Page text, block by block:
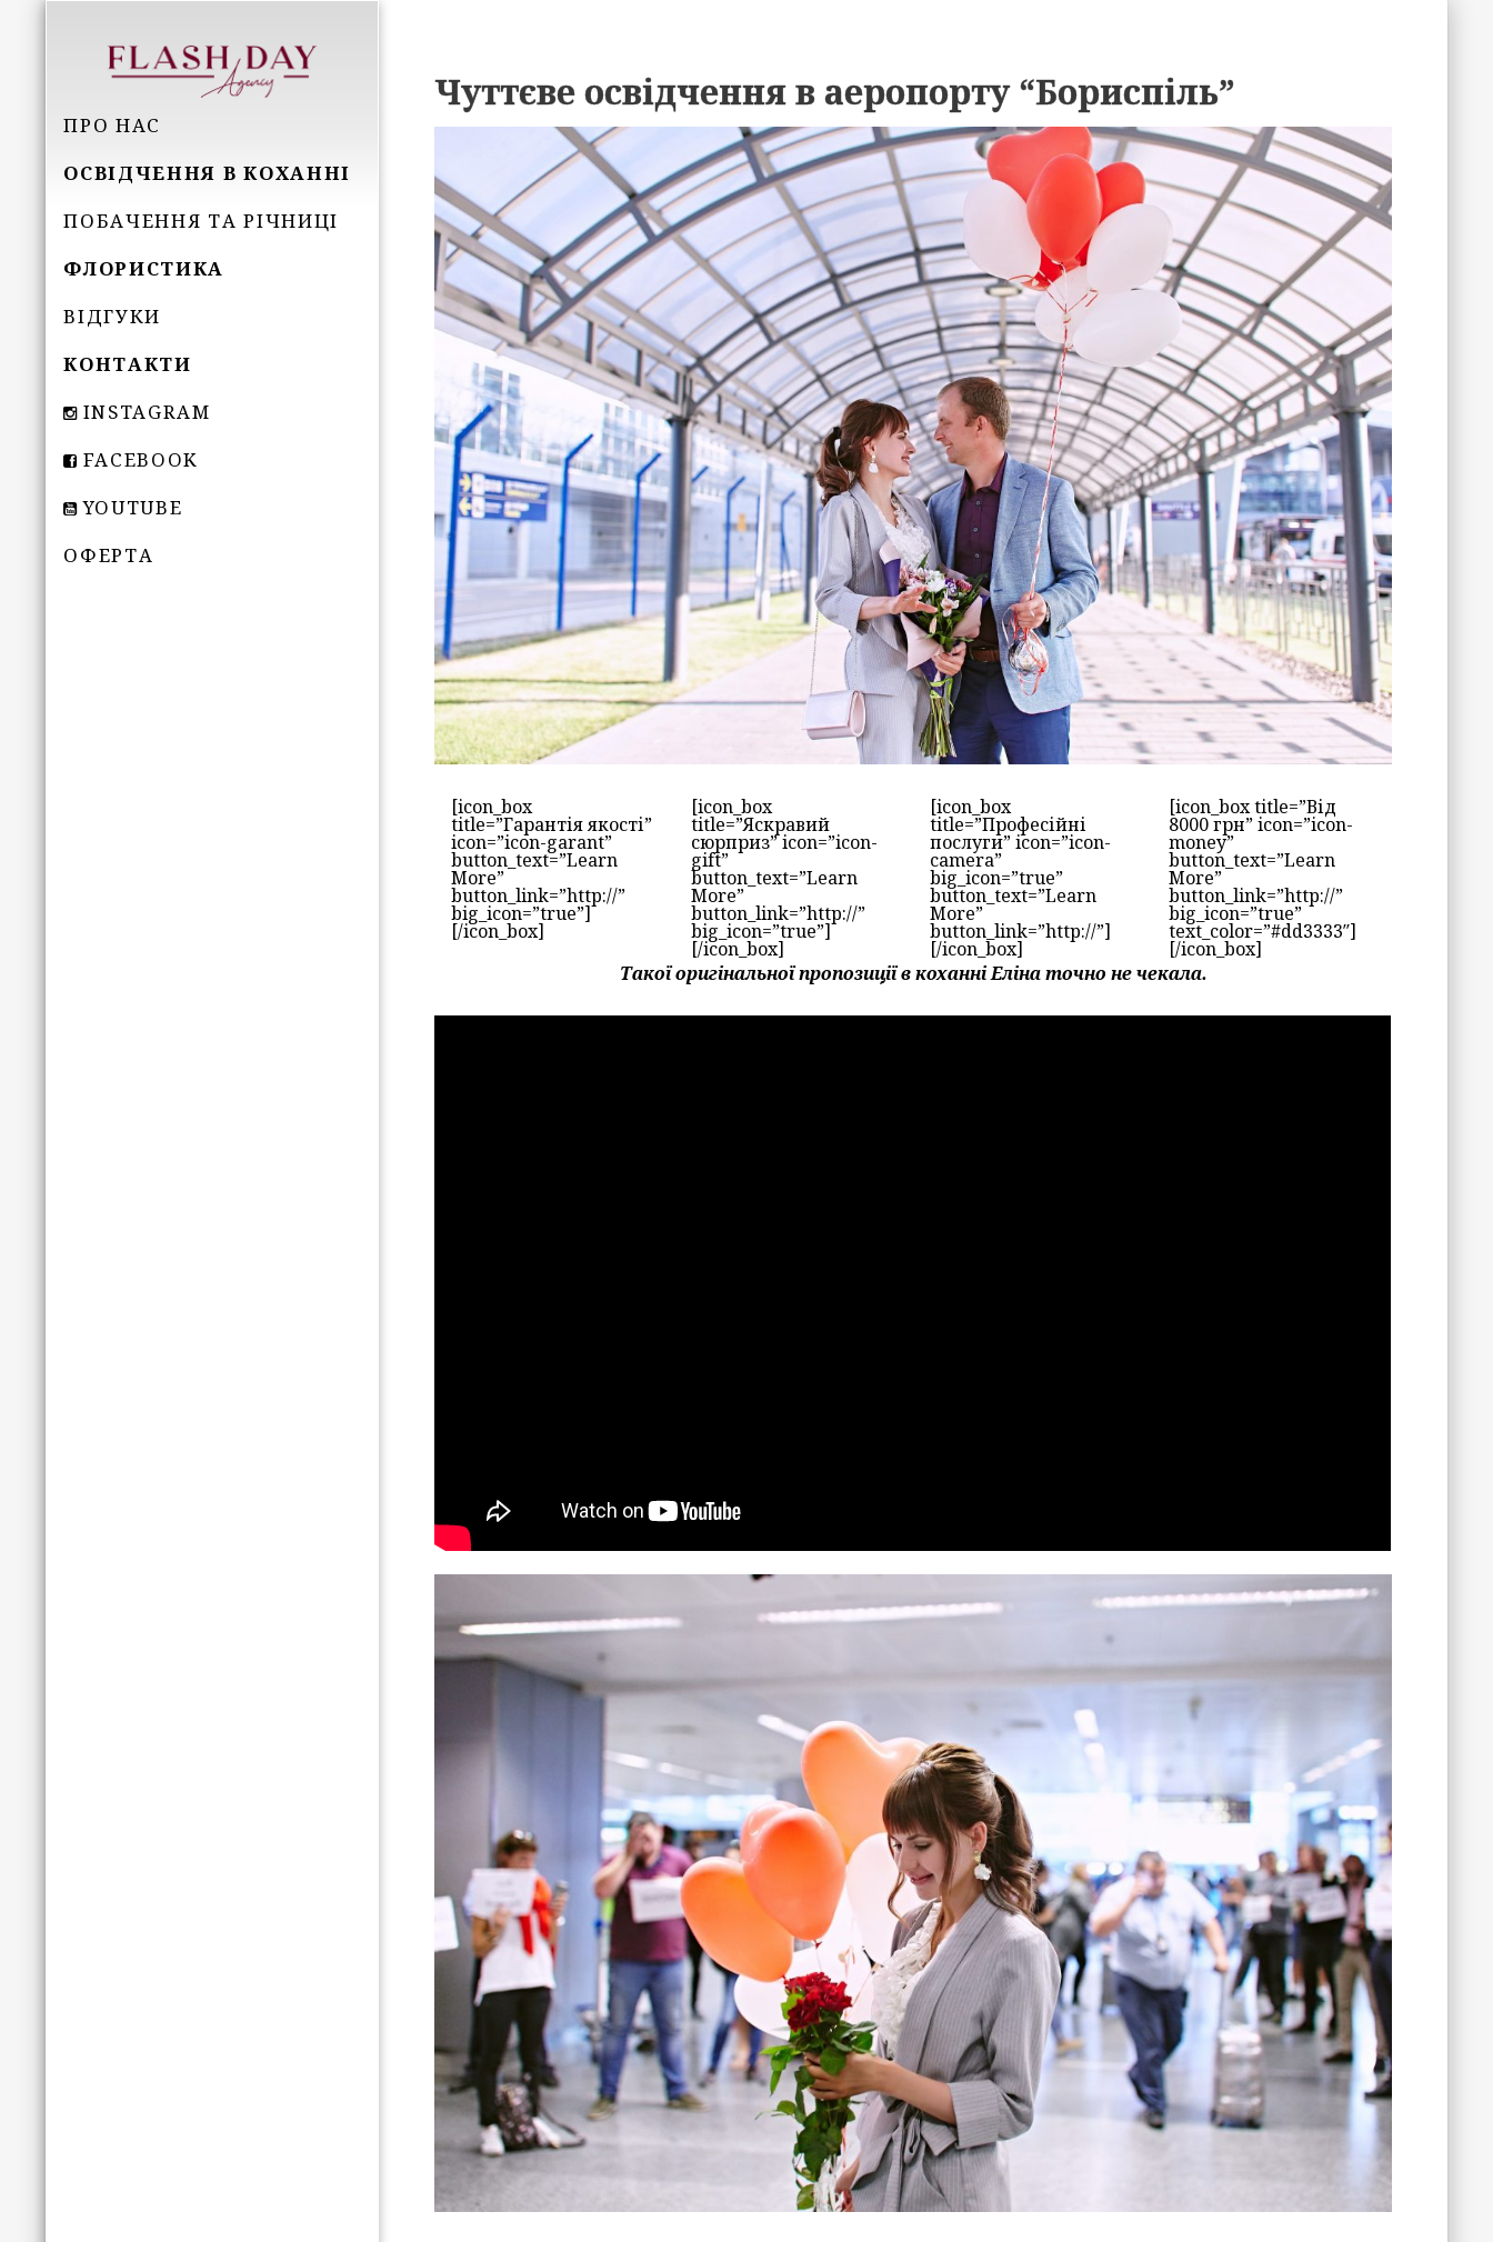
ПРО НАС
ОСВІДЧЕННЯ В КОХАННІ
ПОБАЧЕННЯ ТА РІЧНИЦІ
ФЛОРИСТИКА
ВІДГУКИ
КОНТАКТИ
INSTAGRAM
FACEBOOK
YOUTUBE
ОФЕРТА
Чуттєве освідчення в аеропорту “Бориспіль”
[icon_box
title=”Гарантія якості”
icon=”icon-garant”
button_text=”Learn
More”
button_link=”http://”
big_icon=”true”]
[/icon_box]
[icon_box
title=”Яскравий
сюрприз” icon=”icon-
gift”
button_text=”Learn
More”
button_link=”http://”
big_icon=”true”]
[/icon_box]
[icon_box
title=”Професійні
послуги” icon=”icon-
camera”
big_icon=”true”
button_text=”Learn
More”
button_link=”http://”]
[/icon_box]
[icon_box title=”Від
8000 грн” icon=”icon-
money”
button_text=”Learn
More”
button_link=”http://”
big_icon=”true”
text_color=”#dd3333″]
[/icon_box]
Такої оригінальної пропозиції в коханні Еліна точно не чекала.